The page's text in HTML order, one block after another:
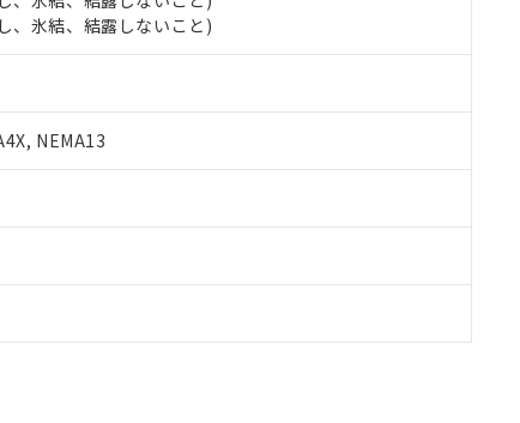
氷結、結露しないこと)
NEMA13